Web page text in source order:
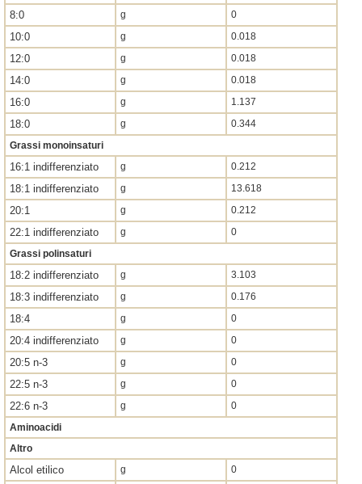
8:0 g 0
10:0 g 0.018
12:0 g 0.018
14:0 g 0.018
16:0 g 1.137
18:0 g
0.344
Grassi monoinsaturi
16:1 indifferenziato g 0.212
18:1 indifferenziato g 13.618
20:1 g 0.212
22:1 indifferenziato g
0
Grassi polinsaturi
18:2 indifferenziato g 3.103
18:3 indifferenziato g 0.176
18:4 g 0
20:4 indifferenziato g 0
20:5 n-3 g 0
22:5 n-3 g 0
22:6 n-3 g
0
Aminoacidi
Altro
Alcol etilico g 0